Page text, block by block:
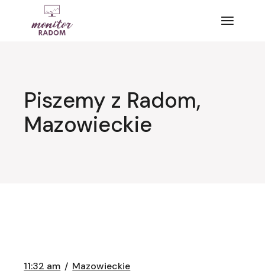
Piszemy z Radom,
Mazowieckie
11:32 am Mazowieckie